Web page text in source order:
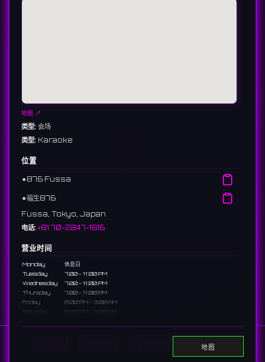
Search
地图 ↗
类型: 会场
类型: Karaoke
位置
⚫︎ 876 Fussa
⚫︎福生876
Fussa, Tokyo, Japan
电话: +81 70-2247-1616
营业时间
Monday
休息日
Tuesday
7:00 - 11:00 PM
Wednesday
7:00 - 11:00 PM
Thursday
7:00 - 11:00 PM
Friday
8:00 PM - 3:00 AM
Saturday
8:00 PM - 3:00 AM
An American-style bar located near the Fussa base side. It's a
地图